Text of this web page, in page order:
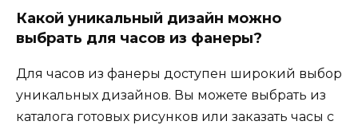
Какой уникальный дизайн можно
выбрать для часов из фанеры?
Для часов из фанеры доступен широкий выбор
уникальных дизайнов. Вы можете выбрать из
каталога готовых рисунков или заказать часы с